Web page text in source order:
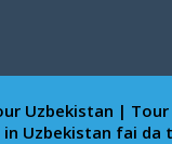
Uzbekistan |
in Uzbekistan fai da